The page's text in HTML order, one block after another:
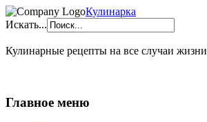
Кулинарка
Искать...
Кулинарные рецепты на все случаи жизни
Главное меню